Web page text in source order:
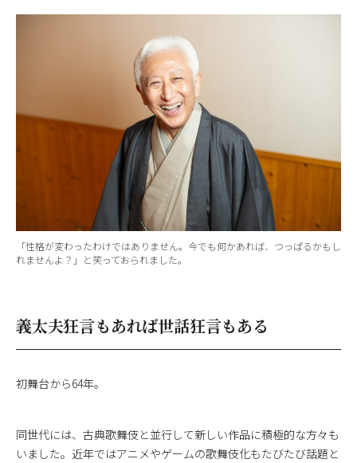
「性格が変わったわけではありません。今でも何かあれば、つっぱるかもし
れませんよ？」と笑っておられました。
義太夫狂言もあれば世話狂言もある
初舞台から64年。
同世代には、古典歌舞伎と並行して新しい作品に積極的な方々も
いました。近年ではアニメやゲームの歌舞伎化もたびたび話題と